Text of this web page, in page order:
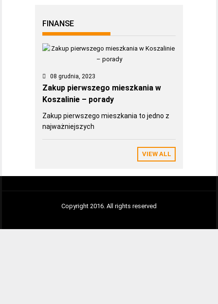
FINANSE
08 grudnia, 2023
Zakup pierwszego mieszkania w
Koszalinie – porady
Zakup pierwszego mieszkania to jedno z
najważniejszych
VIEW ALL
Copyright 2016. All rights reserved